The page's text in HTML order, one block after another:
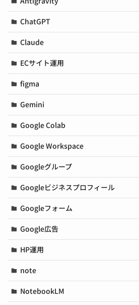
ChatGPT
Claude
ECサイト運用
figma
Gemini
Google Colab
Google Workspace
Googleグループ
Googleビジネスプロフィール
Googleフォーム
Google広告
HP運用
note
NotebookLM